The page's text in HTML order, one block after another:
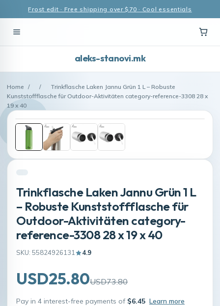
Frost edit · Free shipping over $70 · Cool essentials
aleks-stanovi.mk
Home / /
Trinkflasche Laken Jannu Grün 1 L – Robuste
Kunststoffflasche für Outdoor-Aktivitäten category-reference-3308 28 x
19 x 40
Trinkflasche Laken Jannu Grün 1 L
– Robuste Kunststoffflasche für
Outdoor-Aktivitäten category-
reference-3308 28 x 19 x 40
SKU: 55824926131 4.9
USD25.80USD73.80
Pay in 4 interest-free payments of $6.45 Learn more